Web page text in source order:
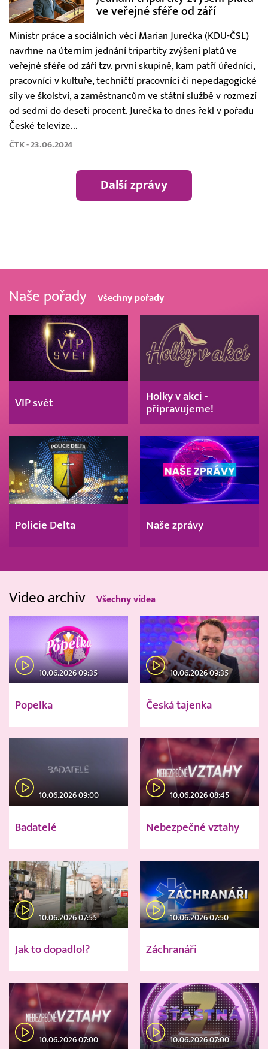
ve veřejné sféře od září
Ministr práce a sociálních věcí Marian Jurečka (KDU-ČSL)
navrhne na úterním jednání tripartity zvýšení platů ve
veřejné sféře od září tzv. první skupině, kam patří úředníci,
pracovníci v kultuře, techničtí pracovníci či nepedagogické
síly ve školství, a zaměstnancům ve státní službě v rozmezí
od sedmi do deseti procent. Jurečka to dnes řekl v pořadu
České televize...
ČTK - 23.06.2024
Další zprávy
Naše pořady Všechny pořady
VIP svět
Holky v akci -
připravujeme!
Policie Delta Naše zprávy
Video archiv Všechny videa
10.06.2026 09:35
Popelka
10.06.2026 09:35
Česká tajenka
10.06.2026 09:00
Badatelé
10.06.2026 08:45
Nebezpečné vztahy
10.06.2026 07:55
Jak to dopadlo!?
10.06.2026 07:50
Záchranáři
10.06.2026 07:00 10.06.2026 07:00